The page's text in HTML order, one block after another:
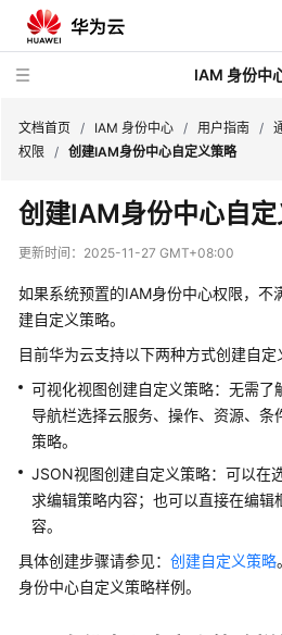
IAM 身份中
最
新
动
产
介
绍
快
速
门
用
户
文档首页 / IAM 身份中心 / 用户指南 /
权限
/ 创建IAM身份中心自定义策略
创建IAM身份中心自
更新时间： 2025-11-27 GMT+08:00
如果系统预置的IAM身份中心权限，不
建自定义策略。
目前华为云支持以下两种方式创建自定
可视化视图创建自定义策略：无需了
导航栏选择云服务、操作、资源、条
策略。
JSON视图创建自定义策略：可以在
求编辑策略内容；也可以直接在编
容。
具体创建步骤请参见： 创建自定义策略
身份中心自定义策略样例。